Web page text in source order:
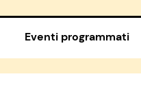
Eventi programmati